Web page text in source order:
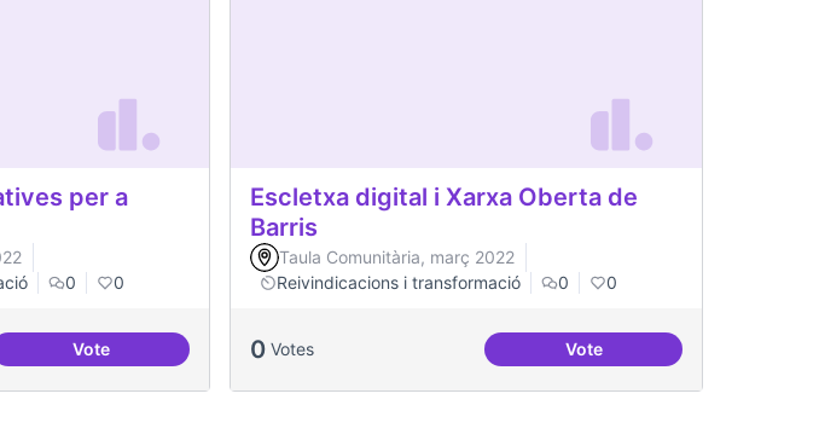
per a
0 0
VoteDinàmiques participatives per a col·lectius
Escletxa digital i Xarxa Oberta de
Barris
Taula Comunitària, març 2022
Reivindicacions i transformació
0 0
0 Votes VoteEscletxa digital i Xarxa